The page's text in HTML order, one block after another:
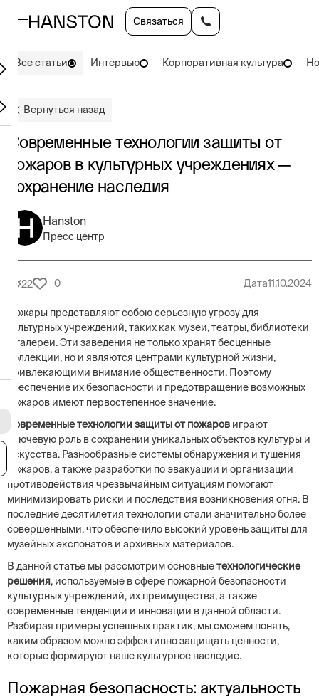
Связаться
Все статьи Интервью Корпоративная культура
Вернуться назад
Современные технологии защиты от
пожаров в культурных учреждениях —
сохранение наследия
Hanston
Пресс центр
22 0 Дата11.10.2024
Пожары представляют собою серьезную угрозу для
культурных учреждений, таких как музеи, театры, библиотеки
и галереи. Эти заведения не только хранят бесценные
коллекции, но и являются центрами культурной жизни,
привлекающими внимание общественности. Поэтому
обеспечение их безопасности и предотвращение возможных
пожаров имеют первостепенное значение.
Современные технологии защиты от пожаров играют
ключевую роль в сохранении уникальных объектов культуры и
искусства. Разнообразные системы обнаружения и тушения
пожаров, а также разработки по эвакуации и организации
противодействия чрезвычайным ситуациям помогают
минимизировать риски и последствия возникновения огня. В
последние десятилетия технологии стали значительно более
совершенными, что обеспечило высокий уровень защиты для
музейных экспонатов и архивных материалов.
В данной статье мы рассмотрим основныетехнологические
решения, используемые в сфере пожарной безопасности
культурных учреждений, их преимущества, а также
современные тенденции и инновации в данной области.
Разбирая примеры успешных практик, мы сможем понять,
каким образом можно эффективно защищать ценности,
которые формируют наше культурное наследие.
Пожарная безопасность: актуальность